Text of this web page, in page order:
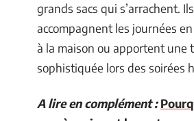
grands sacs qui s’arrachent. Ils
accompagnent les journées
à la maison ou apportent une
sophistiquée lors des soirées
A lire en complément :